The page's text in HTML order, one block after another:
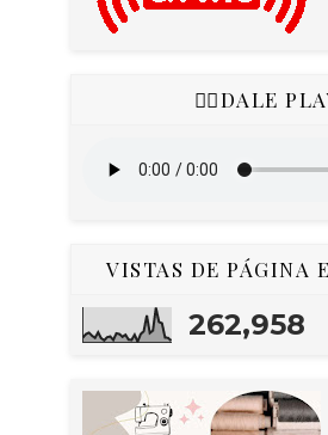
👇🏻DALE
VISTAS DE PÁGINA
262,958